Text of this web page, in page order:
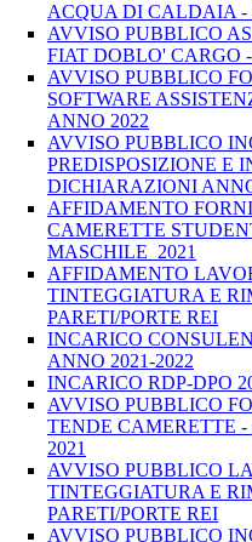
ACQUA DI CALDAIA -
AVVISO PUBBLICO
FIAT DOBLO' CARGO
AVVISO PUBBLICO
SOFTWARE
ANNO 2022
AVVISO PUBBLICO
PREDISPOSIZIONE E
DICHIARAZIONI
AFFIDAMENTO
CAMERETTE
MASCHILE_2021
AFFIDAMENTO
TINTEGGIATURA E
PARETI/PORTE REI
INCARICO
ANNO 2021-2022
INCARICO RDP-DPO
AVVISO PUBBLICO
TENDE CAMERETTE -
2021
AVVISO PUBBLICO
TINTEGGIATURA E
PARETI/PORTE REI
AVVISO PUBBLICO